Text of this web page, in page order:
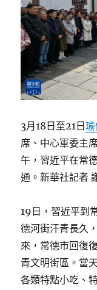
3月18日至21日
席、中心軍委主
午，習近平在常
通。新華社記者
19日，習近平到
德河街汗青長久
來，常德市回復
青文明街區。當
各類特點小吃、